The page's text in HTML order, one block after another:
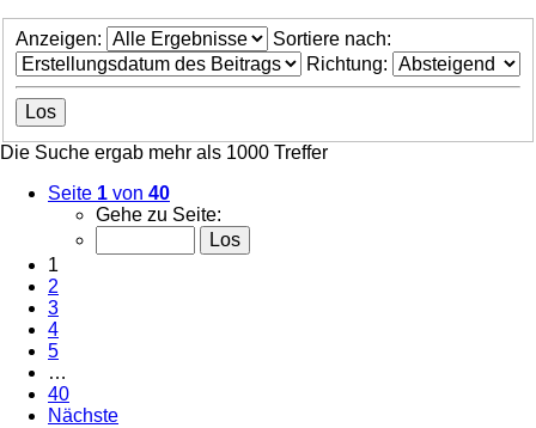
Anzeigen:
Sortiere nach:
Richtung:
Die Suche ergab mehr als 1000 Treffer
Seite 1 von 40
Gehe zu Seite:
1
2
3
4
5
…
40
Nächste